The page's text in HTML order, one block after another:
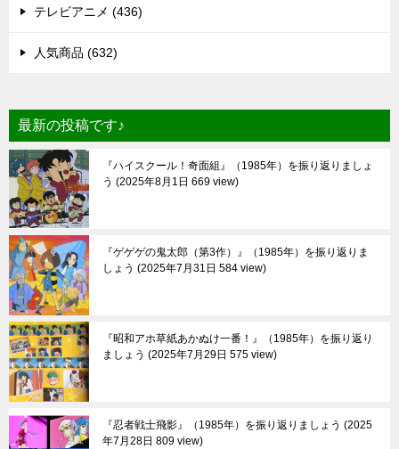
テレビアニメ (436)
人気商品 (632)
最新の投稿です♪
『ハイスクール！奇面組』（1985年）を振り返りましょ
う
2025年8月1日 669 view
『ゲゲゲの鬼太郎（第3作）』（1985年）を振り返りま
しょう
2025年7月31日 584 view
『昭和アホ草紙あかぬけ一番！』（1985年）を振り返り
ましょう
2025年7月29日 575 view
『忍者戦士飛影』（1985年）を振り返りましょう
2025
年7月28日 809 view